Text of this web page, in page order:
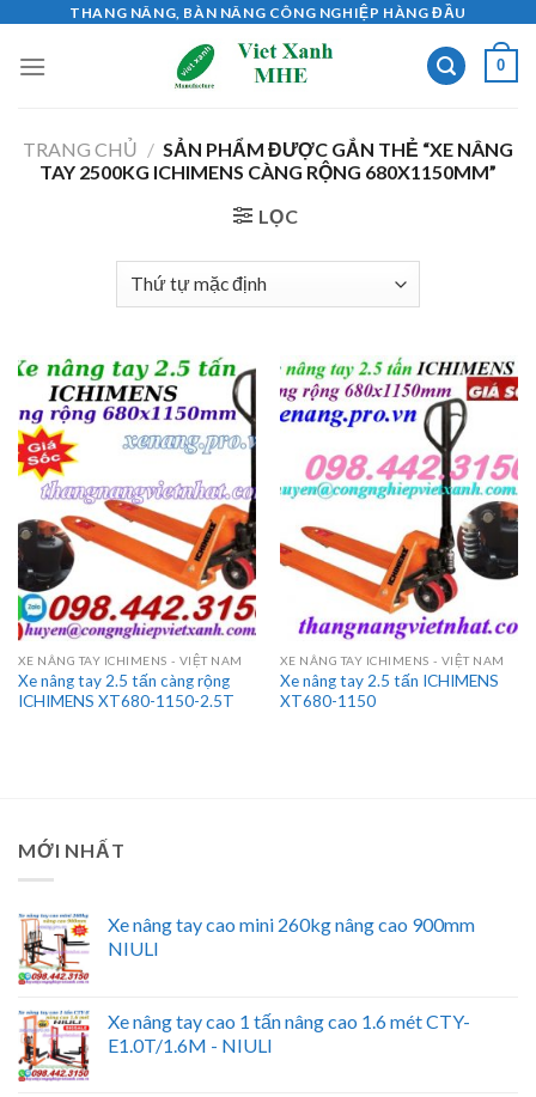
content
THANG NÂNG, BÀN NÂNG CÔNG NGHIỆP HÀNG ĐẦU
0
TRANG CHỦ / SẢN PHẨM ĐƯỢC GẮN THẺ “XE NÂNG
TAY 2500KG ICHIMENS CÀNG RỘNG 680X1150MM”
LỌC
XE NÂNG TAY ICHIMENS - VIỆT NAM
Xe nâng tay 2.5 tấn càng rộng
ICHIMENS XT680-1150-2.5T
XE NÂNG TAY ICHIMENS - VIỆT NAM
Xe nâng tay 2.5 tấn ICHIMENS
XT680-1150
MỚI NHẤT
Xe nâng tay cao mini 260kg nâng cao 900mm
NIULI
Xe nâng tay cao 1 tấn nâng cao 1.6 mét CTY-
E1.0T/1.6M - NIULI